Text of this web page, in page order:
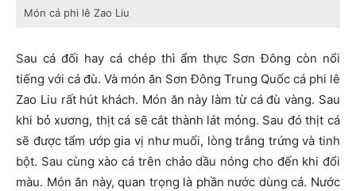
Món cá phi lê Zao Liu
Sau cá đối hay cá chép thì ẩm thực Sơn Đông còn nổi
tiếng với cá đù. Và món ăn Sơn Đông Trung Quốc cá phi lê
Zao Liu rất hút khách. Món ăn này làm từ cá đù vàng. Sau
khi bỏ xương, thịt cá sẽ cắt thành lát mỏng. Sau đó thịt cá
sẽ được tẩm ướp gia vị như muối, lòng trắng trứng và tinh
bột. Sau cùng xào cá trên chảo dầu nóng cho đến khi đổi
màu. Món ăn này, quan trọng là phần nước dùng cá. Nước